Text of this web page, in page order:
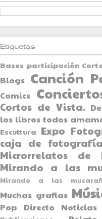
Etiquetas
Bases participación
Blogs Canción
Comics
Cortos de Vista.
los libros todos
Escultura Expo
caja de
Microrrelatos de
Mirando a las
Mirando a las
Muchas grafias
Pop Directo Noticias